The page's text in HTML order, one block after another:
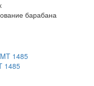
барабана
1485